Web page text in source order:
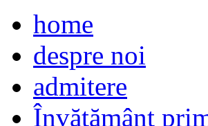
home
despre noi
admitere
Învăţământ